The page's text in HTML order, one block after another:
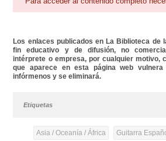
Los enlaces publicados en La Biblioteca de
fin educativo y de difusión, no
intérprete o empresa, por cualquier motivo,
que aparece en esta página web
infórmenos y se eliminará.
Etiquetas
Asia / Oceanía / África Guitarra